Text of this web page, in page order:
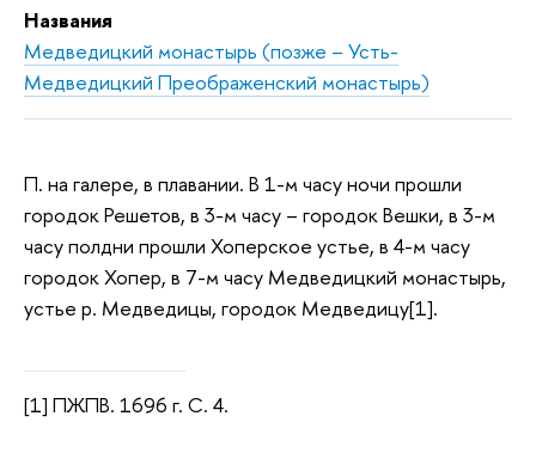
Названия
Медведицкий монастырь (позже – Усть-
Медведицкий Преображенский монастырь)
П. на галере, в плавании. В 1-м часу ночи прошли
городок Решетов, в 3-м часу – городок Вешки, в 3-м
часу полдни прошли Хоперское устье, в 4-м часу
городок Хопер, в 7-м часу Медведицкий монастырь,
устье р. Медведицы, городок Медведицу[1].
[1] ПЖПВ. 1696 г. С. 4.